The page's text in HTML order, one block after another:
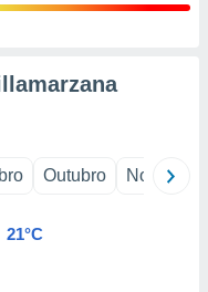
Outubro Novembro
21°C